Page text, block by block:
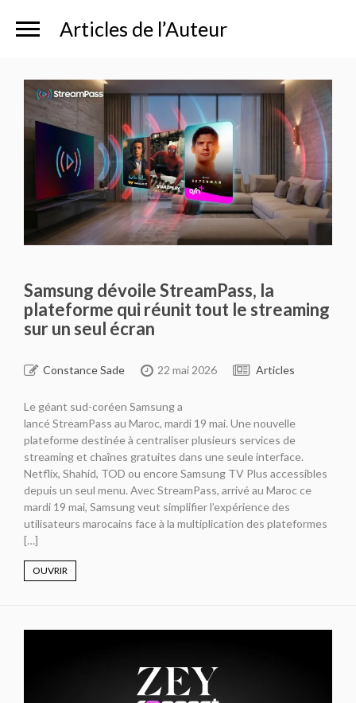
Articles de l’Auteur
Samsung dévoile StreamPass, la
plateforme qui réunit tout le streaming
sur un seul écran
Constance Sade 22 mai 2026 Articles
Le géant sud-coréen Samsung a
lancé StreamPass au Maroc, mardi 19 mai. Une nouvelle
plateforme destinée à centraliser plusieurs services de
streaming et chaînes gratuites dans une seule interface.
Netflix, Shahid, TOD ou encore Samsung TV Plus accessibles
depuis un seul menu. Avec StreamPass, arrivé au Maroc ce
mardi 19 mai, Samsung veut simplifier l’expérience des
utilisateurs marocains face à la multiplication des plateformes
[…]
OUVRIR